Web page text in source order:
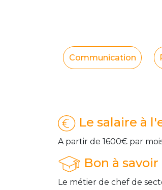
Communication
Le salaire à
A partir de 1600€ par
Bon à savoir
Le métier de chef de